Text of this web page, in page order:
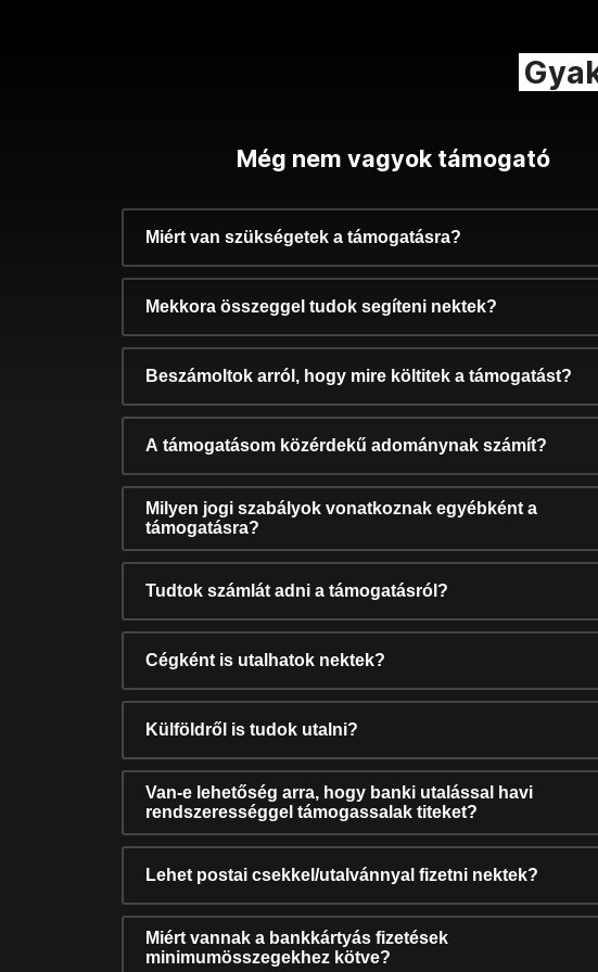
Még nem vagyok támogató
Miért van szükségetek a támogatásra?
Mekkora összeggel tudok segíteni nektek?
Beszámoltok arról, hogy mire költitek a támogatást?
A támogatásom közérdekű adománynak számít?
Milyen jogi szabályok vonatkoznak egyébként a
támogatásra?
Tudtok számlát adni a támogatásról?
Cégként is utalhatok nektek?
Külföldről is tudok utalni?
Van-e lehetőség arra, hogy banki utalással havi
rendszerességgel támogassalak titeket?
Lehet postai csekkel/utalvánnyal fizetni nektek?
Miért vannak a bankkártyás fizetések
minimumösszegekhez kötve?